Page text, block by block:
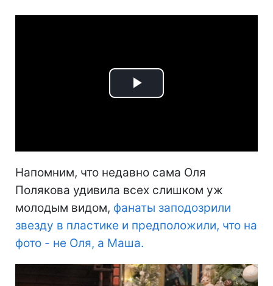
Play
Напомним, что недавно сама Оля
Полякова удивила всех слишком уж
молодым видом, фанаты заподозрили
звезду в пластике и предположили, что на
фото - не Оля, а Маша.